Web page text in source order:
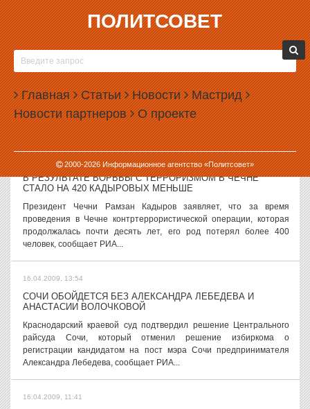
ПОЛИТСОВЕТ
Главная Статьи Новости Мастрид
Новости партнеров О проекте
2000-2026Информационное агентство «Политсовет»
16.04.2009, 15:51
ГЕНЕРАЛЬНЫЙ ДИРЕКТОР «УРАЛВАГОНЗАВОДА»
НИКОЛАЙ МАЛЫХ ОТПРАВЛЕН В ОТСТАВКУ
Государство отказалось от услуг гендиректора «Уралвагонзавода»
Николая Малых и разорвало с ним контракт. Соответствующее
решение принято Советом директоров УВЗ сегодня. Новым
генеральным директором...
16.04.2009, 14:50
В РЕЗУЛЬТАТЕ БОРЬБЫ С ТЕРРОРИЗМОМ В ЧЕЧНЕ
СТАЛО НА 420 КАДЫРОВЫХ МЕНЬШЕ
Президент Чечни Рамзан Кадыров заявляет, что за время
проведения в Чечне контртеррористической операции, которая
продолжалась почти десять лет, его род потерял более 400
человек, сообщает РИА...
16.04.2009, 13:54
СОЧИ ОБОЙДЕТСЯ БЕЗ АЛЕКСАНДРА ЛЕБЕДЕВА И
АНАСТАСИИ ВОЛОЧКОВОЙ
Краснодарский краевой суд подтвердил решение Центрального
райсуда Сочи, который отменил решение избиркома о
регистрации кандидатом на пост мэра Сочи предпринимателя
Александра Лебедева, сообщает РИА...
16.04.2009, 11:41